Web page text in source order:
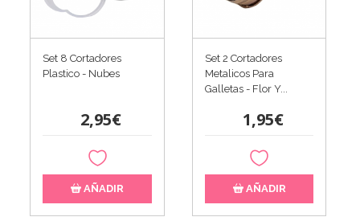
Set 8 Cortadores
Plastico - Nubes
2,95€
AÑADIR
Set 2 Cortadores
Metalicos Para
Galletas - Flor Y...
1,95€
AÑADIR